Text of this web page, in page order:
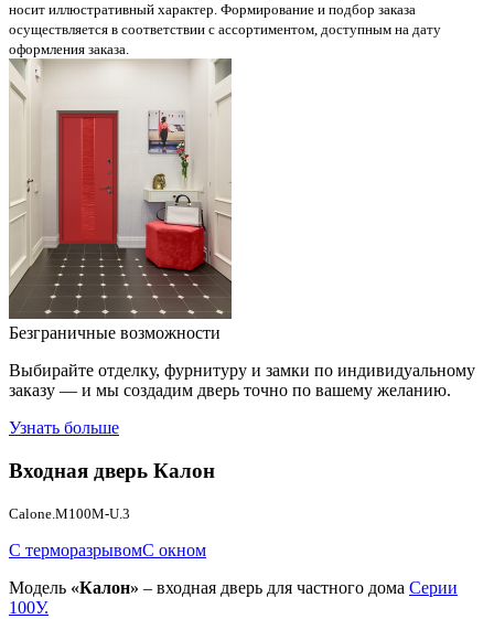
носит иллюстративный характер. Формирование и подбор заказа
осуществляется в соответствии с ассортиментом, доступным на дату
оформления заказа.
Безграничные возможности
Выбирайте отделку, фурнитуру и замки по индивидуальному
заказу — и мы создадим дверь точно по вашему желанию.
Узнать больше
Входная дверь Калон
Calone.M100M-U.3
С терморазрывомС окном
Модель «Калон» – входная дверь для частного дома Серии
100У.